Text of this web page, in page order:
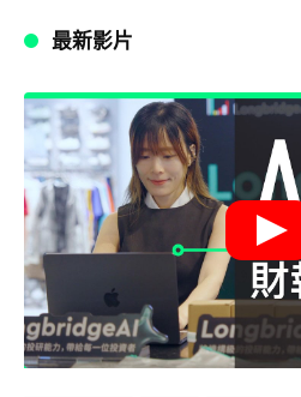
最新影片